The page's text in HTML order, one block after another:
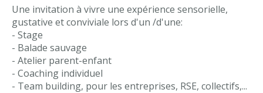
Une invitation à vivre une expérience sensorielle,
gustative et conviviale lors d'un /d'une:
- Stage
- Balade sauvage
- Atelier parent-enfant
- Coaching individuel
- Team building, pour les entreprises, RSE, collectifs,...